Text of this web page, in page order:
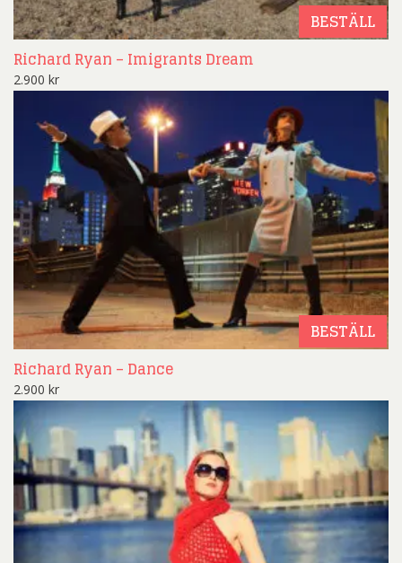
BESTÄLL
Richard Ryan – Imigrants Dream
2.900 kr
BESTÄLL
Richard Ryan – Dance
2.900 kr